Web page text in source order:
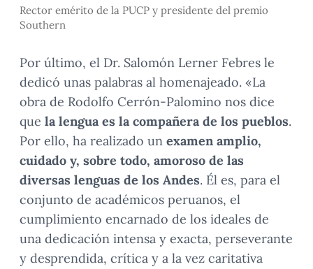
Rector emérito de la PUCP y presidente del premio
Southern
Por último, el Dr. Salomón Lerner Febres le
dedicó unas palabras al homenajeado. «La
obra de Rodolfo Cerrón-Palomino nos dice
que la lengua es la compañera de los pueblos.
Por ello, ha realizado un examen amplio,
cuidado y, sobre todo, amoroso de las
diversas lenguas de los Andes. Él es, para el
conjunto de académicos peruanos, el
cumplimiento encarnado de los ideales de
una dedicación intensa y exacta, perseverante
y desprendida, crítica y a la vez caritativa